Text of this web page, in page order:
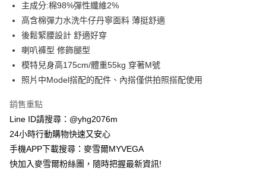
上海商業儲蓄銀行
國泰世華商業銀行
兆豐國際商業銀行
臺灣中小企業銀行
匯豐（台灣）商業銀行
聯邦商業銀行
元大商業銀行
永豐商業銀行
玉山商業銀行
星展（台灣）商業銀行
台灣樂天信用卡公司
LINE Pay
Apple Pay
街口支付
貨到付款
運送方式
全家取貨付款
主成分:棉98%彈性纖維2%
高含棉彈力水洗牛仔丹寧面料 薄挺舒適
後鬆緊腰設計 舒適好穿
喇叭褲型 修飾腿型
模特兒身高175cm/體重55kg 穿著M號
照片中Model搭配的配件、內搭僅供拍照搭配使用
銷售重點
Line ID請搜尋：@yhg2076m
24小時行動購物快速又安心
手機APP下載搜尋：麥雪爾MYVEGA
快加入麥雪爾粉絲團，隨時把握最新資訊!